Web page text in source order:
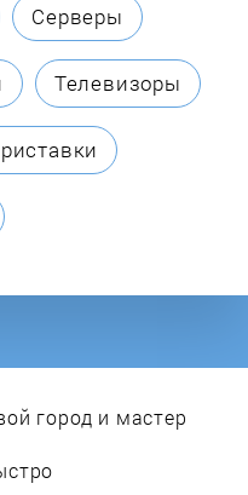
Серверы
Телевизоры
город и мастер